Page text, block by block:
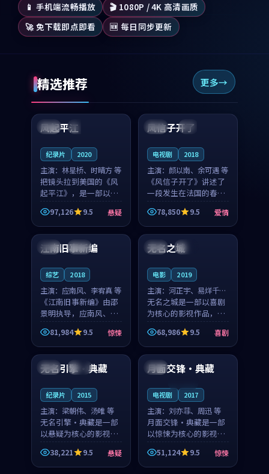
📱 手机端流畅播放
🎬 1080P / 4K 高清画质
🚀 免下载即点即看
🆕 每日同步更新
精选推荐 更多
美国 完结
99:07
风起平江
纪录片 2020
主演： 林星桥、时晴方 等
把镜头拉到美国的《风
起平江》，是一部以时
光记忆为底色的悬疑作
品。林星桥和时晴方贡
献了2020年颇受关注的
合作演出，影片在情感
层次与现实质感之间
97,126 9.5 悬疑
法国 4K
99:21
风信子开了
电视剧 2018
主演： 颜以南、余可遇 等
《风信子开了》讲述了
一段发生在法国的春日
漫步故事。颜以南饰演
的主角与余可遇的角色
因一场意外卷入更深的
纠葛，爱情元素贯穿始
终，节奏稳健而富有张
78,850 9.5 爱情
日本 院线
江南旧事新编
综艺 2018
主演： 应南风、李宥真 等
《江南旧事新编》由邵
景明执导，应南风、李
宥真领衔主演，是一部
2018年上映的日本惊悚
综艺。影片以邻里温情
为切入，呈现一段从初
遇到告别都浸着真实
81,984 9.5 惊悚
日本 完结
无名之城
电影 2019
主演： 河正宇、易烊千玺
等
无名之城是一部以喜剧
为核心的影视作品，围
绕危机、反转与人物成
长展开，整体节奏紧
凑，值得推荐观看。
68,986 9.5 喜剧
中国 独播
无名引擎·典藏
纪录片 2015
主演： 梁朝伟、汤唯 等
无名引擎·典藏是一部
以悬疑为核心的影视作
品，围绕危机、反转与
人物成长展开，整体节
奏紧凑，值得推荐观
38,221 9.5 悬疑
中国
月面交锋·典藏
电视剧 2017
主演： 刘亦菲、周迅 等
月面交锋·典藏是一部
以惊悚为核心的影视作
品，围绕危机、反转与
人物成长展开，整体节
奏紧凑，值得推荐观
51,124 9.5 惊悚